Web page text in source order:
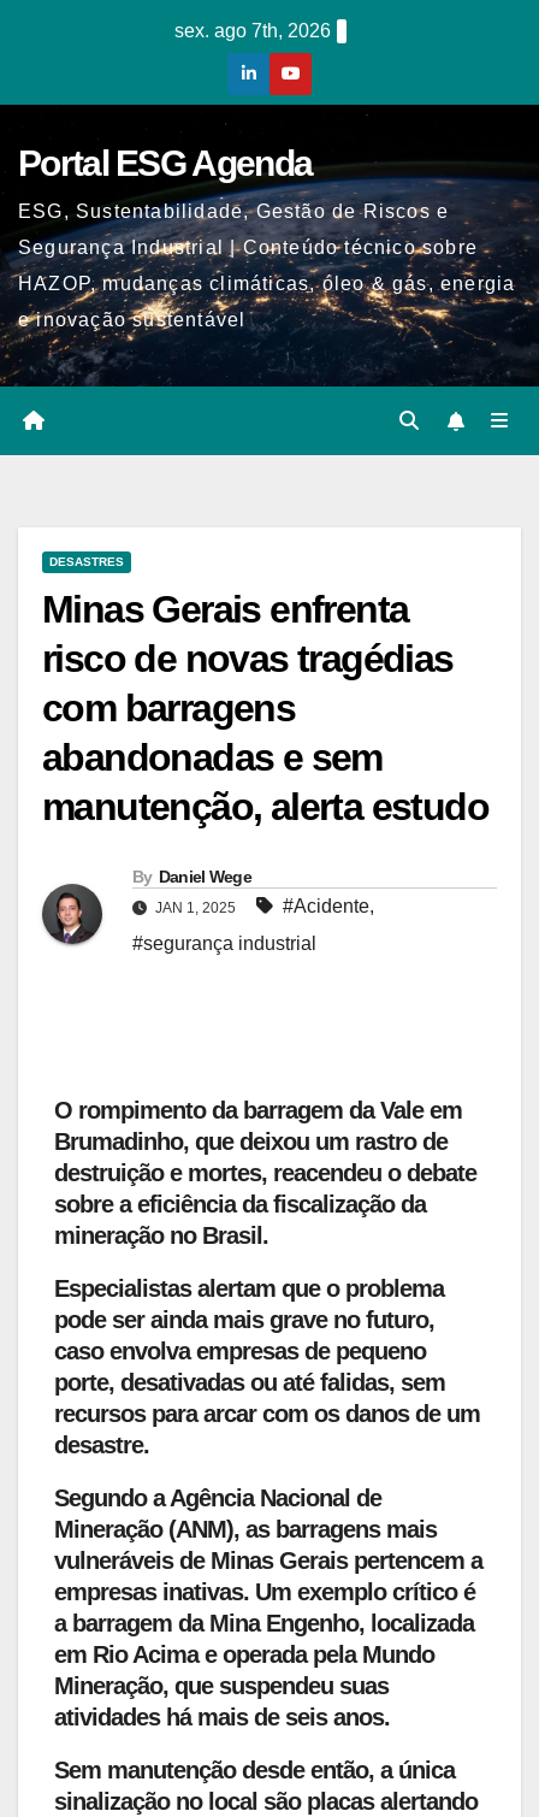
sex. ago 7th, 2026
Portal ESG Agenda
ESG, Sustentabilidade, Gestão de Riscos e
Segurança Industrial | Conteúdo técnico sobre
HAZOP, mudanças climáticas, óleo & gás, energia
e inovação sustentável
DESASTRES
Minas Gerais enfrenta
risco de novas tragédias
com barragens
abandonadas e sem
manutenção, alerta estudo
By Daniel Wege
JAN 1, 2025 #Acidente,
#segurança industrial
O rompimento da barragem da Vale em
Brumadinho, que deixou um rastro de
destruição e mortes, reacendeu o debate
sobre a eficiência da fiscalização da
mineração no Brasil.
Especialistas alertam que o problema
pode ser ainda mais grave no futuro,
caso envolva empresas de pequeno
porte, desativadas ou até falidas, sem
recursos para arcar com os danos de um
desastre.
Segundo a Agência Nacional de
Mineração (ANM), as barragens mais
vulneráveis de Minas Gerais pertencem a
empresas inativas. Um exemplo crítico é
a barragem da Mina Engenho, localizada
em Rio Acima e operada pela Mundo
Mineração, que suspendeu suas
atividades há mais de seis anos.
Sem manutenção desde então, a única
sinalização no local são placas alertando